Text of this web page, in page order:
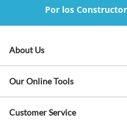
Por los
About Us
Our Online Tools
Customer Service